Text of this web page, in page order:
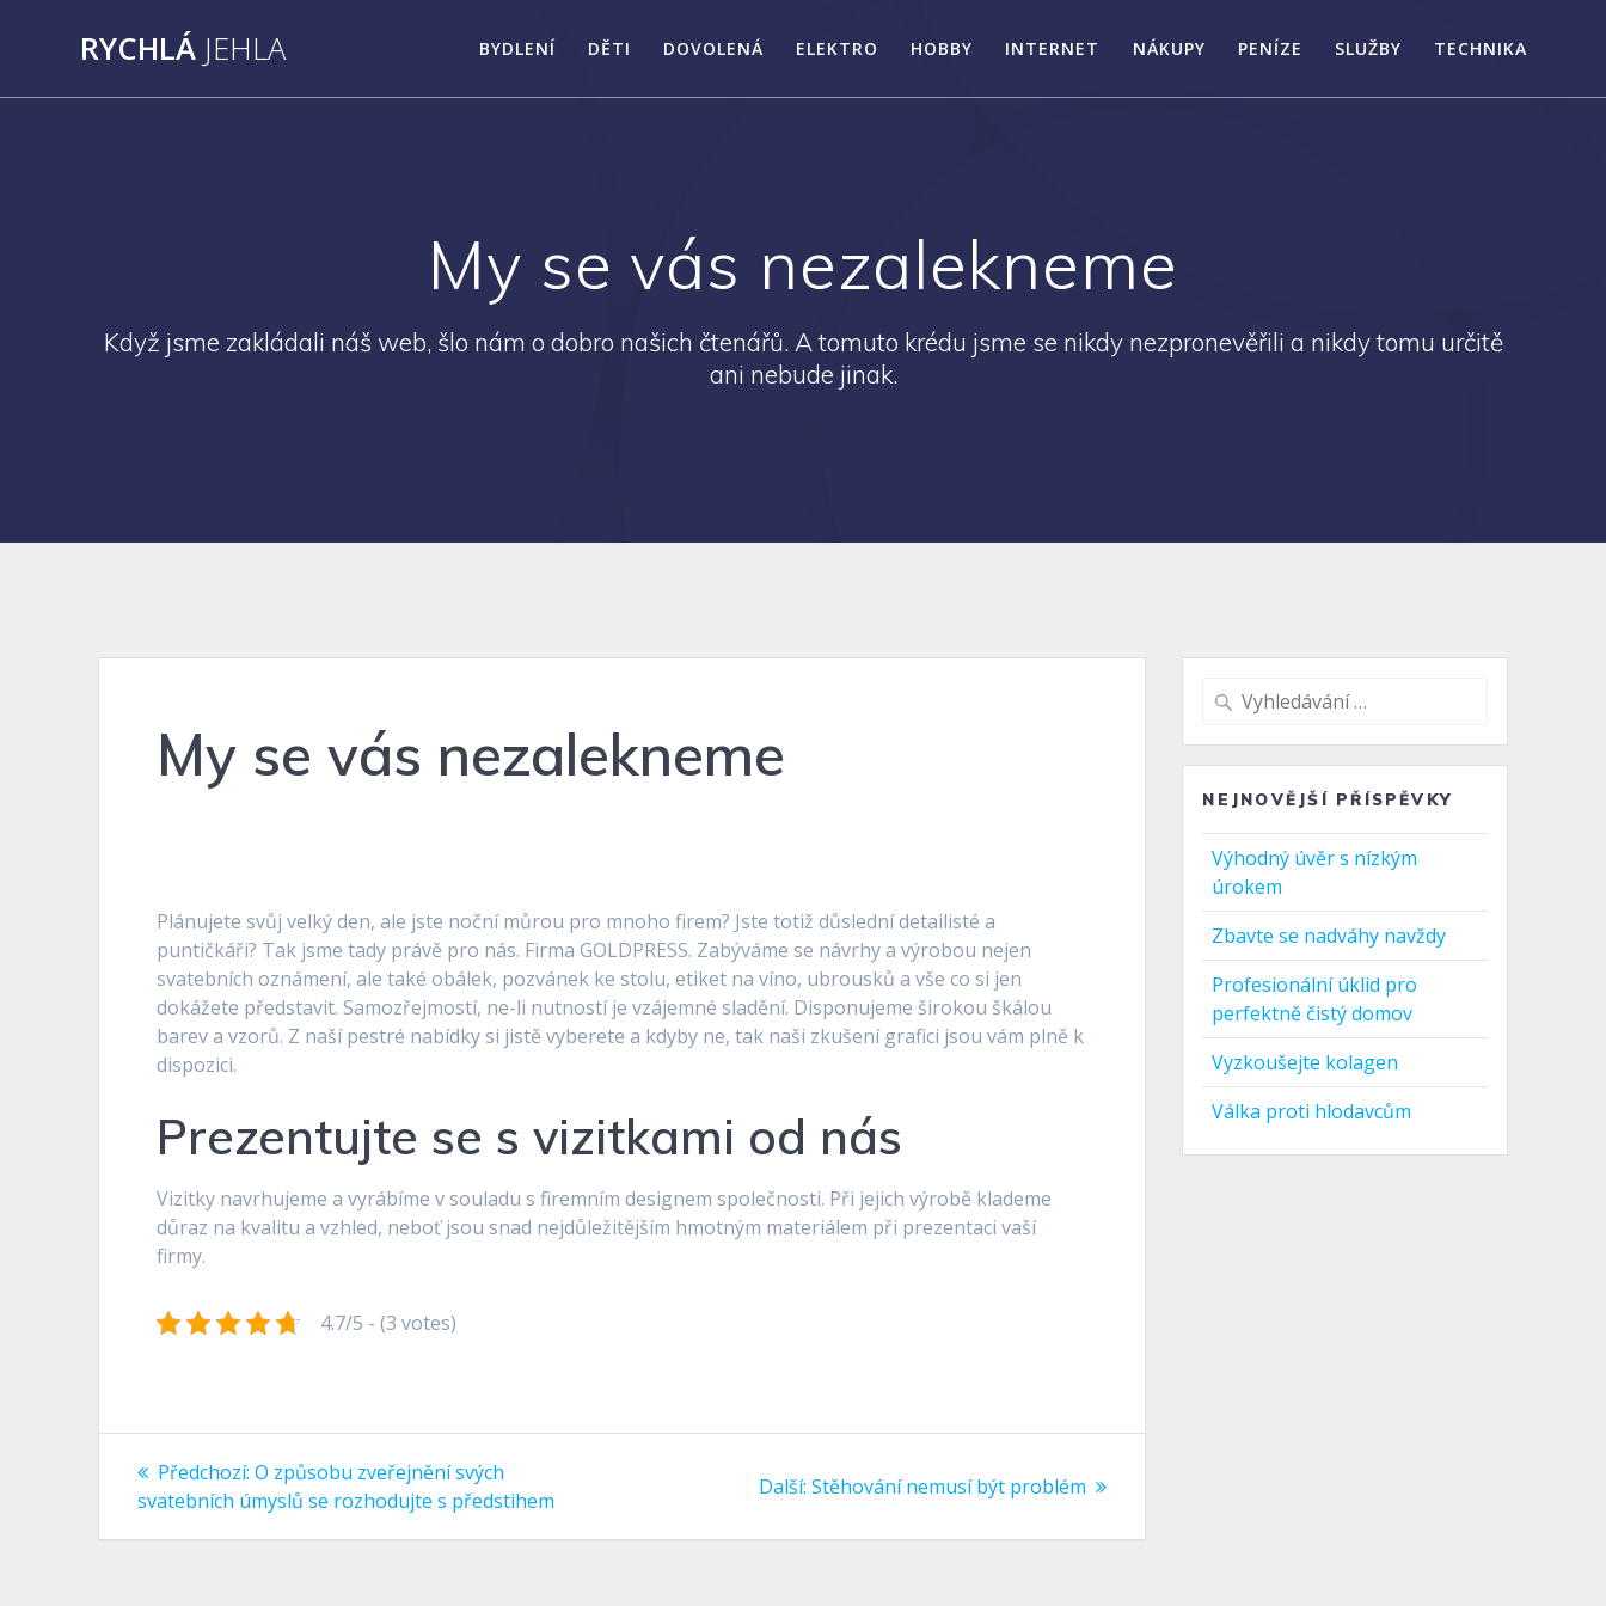
RYCHLÁ JEHLA BYDLENÍ DĚTI DOVOLENÁ ELEKTRO HOBBY INTERNET NÁKUPY PENÍZE SLUŽBY TECHNIKA
My se vás nezalekneme
Když jsme zakládali náš web, šlo nám o dobro našich čtenářů. A tomuto krédu jsme se nikdy nezpronevěřili a nikdy tomu určitě
ani nebude jinak.
My se vás nezalekneme
Plánujete svůj velký den, ale jste noční můrou pro mnoho firem? Jste totiž důslední detailisté a
puntičkáři? Tak jsme tady právě pro nás. Firma GOLDPRESS. Zabýváme se návrhy a výrobou nejen
svatebních oznámení, ale také obálek, pozvánek ke stolu, etiket na víno, ubrousků a vše co si jen
dokážete představit. Samozřejmostí, ne-li nutností je vzájemné sladění. Disponujeme širokou škálou
barev a vzorů. Z naší pestré nabídky si jistě vyberete a kdyby ne, tak naši zkušení grafici jsou vám plně k
dispozici.
Prezentujte se s vizitkami od nás
Vizitky navrhujeme a vyrábíme v souladu s firemním designem společnosti. Při jejich výrobě klademe
důraz na kvalitu a vzhled, neboť jsou snad nejdůležitějším hmotným materiálem při prezentaci vaší
firmy.
4.7/5 - (3 votes)
Navigace
pro
Předchozí: Předchozí
příspěvek:
O způsobu zveřejnění svých
svatebních úmyslů se rozhodujte s předstihem
Další: Další
Stěhování nemusí být problém
Vyhledat:
NEJNOVĚJŠÍ PŘÍSPĚVKY
Výhodný úvěr s nízkým
úrokem
Zbavte se nadváhy navždy
Profesionální úklid pro
perfektně čistý domov
Vyzkoušejte kolagen
Válka proti hlodavcům